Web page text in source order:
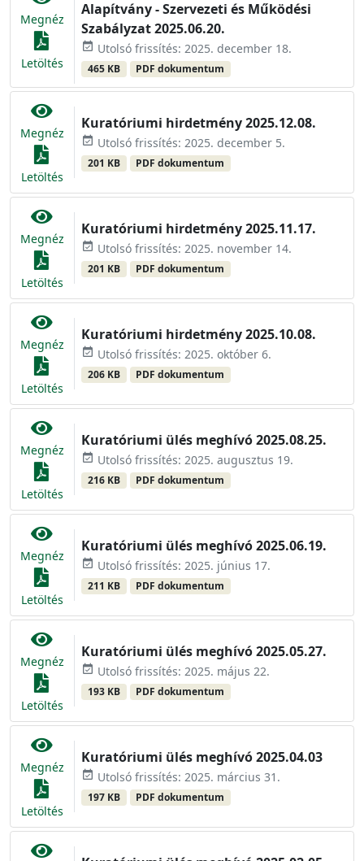
Megnéz
Letöltés
Alapítvány - Szervezeti és Működési
Szabályzat 2025.06.20.
event_available Utolsó frissítés: 2025. december 18.
465 KB PDF dokumentum
Megnéz
Letöltés
Kuratóriumi hirdetmény 2025.12.08.
event_available Utolsó frissítés: 2025. december 5.
201 KB PDF dokumentum
Megnéz
Letöltés
Kuratóriumi hirdetmény 2025.11.17.
event_available Utolsó frissítés: 2025. november 14.
201 KB PDF dokumentum
Megnéz
Letöltés
Kuratóriumi hirdetmény 2025.10.08.
event_available Utolsó frissítés: 2025. október 6.
206 KB PDF dokumentum
Megnéz
Letöltés
Kuratóriumi ülés meghívó 2025.08.25.
event_available Utolsó frissítés: 2025. augusztus 19.
216 KB PDF dokumentum
Megnéz
Letöltés
Kuratóriumi ülés meghívó 2025.06.19.
event_available Utolsó frissítés: 2025. június 17.
211 KB PDF dokumentum
Megnéz
Letöltés
Kuratóriumi ülés meghívó 2025.05.27.
event_available Utolsó frissítés: 2025. május 22.
193 KB PDF dokumentum
Megnéz
Letöltés
Kuratóriumi ülés meghívó 2025.04.03
event_available Utolsó frissítés: 2025. március 31.
197 KB PDF dokumentum